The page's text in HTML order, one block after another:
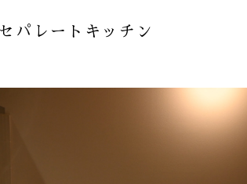
パレートキッチン